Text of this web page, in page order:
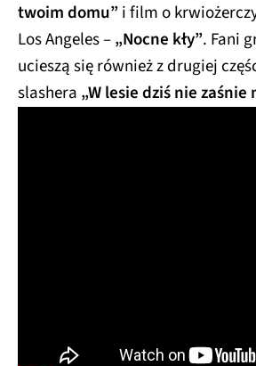
twoim domu” i film o
Los Angeles –„Nocne kły”. Fani
ucieszą się również z drugiej
slashera „W lesie dziś nie zaśnie